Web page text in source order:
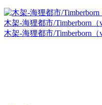
木架-海狸都市/Timberborn（
木架-海狸都市/Timberborn（